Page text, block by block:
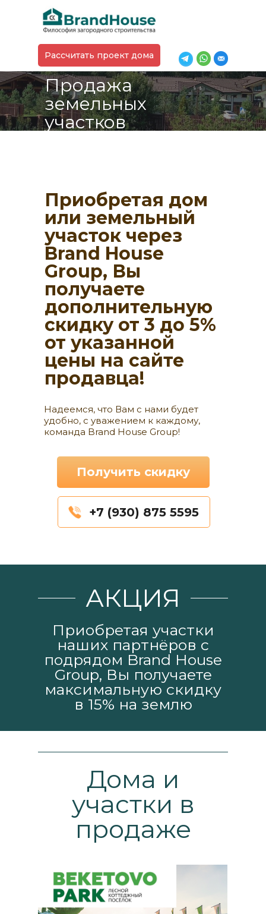
Рассчитать проект дома
Продажа
земельных
участков
Премиум
класс
пожеланий
Получить скидку
Приобретая дом
или земельный
участок через
Brand House
Group, Вы
получаете
дополнительную
скидку от 3 до 5%
от указанной
цены на сайте
продавца!
+7 (930) 875 5595
Надеемся, что Вам с нами будет
удобно, с уважением к каждому,
команда Brand House Group!
АКЦИЯ
Приобретая участки
наших партнёров с
подрядом Brand House
Group, Вы получаете
максимальную скидку
в 15% на землю
#1c4e51
Дома и
участки в
продаже